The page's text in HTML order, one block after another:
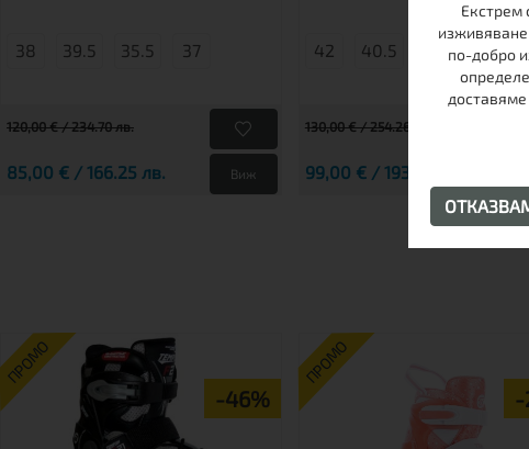
38 39.5 35.5 37
120,00 € / 234.70 лв.
85,00 € / 166.25 лв. Виж
42 40.5
130,00 € / 254.26 лв.
99,00 € / 193.63 лв.
ПРОМО
-46%
ПРОМО
-
Екстрем
по-добро